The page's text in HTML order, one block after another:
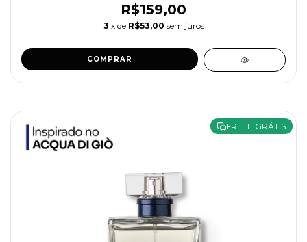
R$159,00
3 x de R$53,00 sem juros
COMPRAR
FRETE GRÁTIS